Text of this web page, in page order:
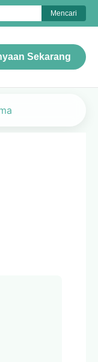
Mencari
Sekarang